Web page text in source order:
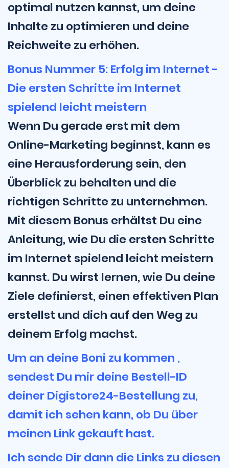
optimal nutzen kannst, um deine
Inhalte zu optimieren und deine
Reichweite zu erhöhen.
Bonus Nummer 5: Erfolg im Internet -
Die ersten Schritte im Internet
spielend leicht meistern
Wenn Du gerade erst mit dem
Online-Marketing beginnst, kann es
eine Herausforderung sein, den
Überblick zu behalten und die
richtigen Schritte zu unternehmen.
Mit diesem Bonus erhältst Du eine
Anleitung, wie Du die ersten Schritte
im Internet spielend leicht meistern
kannst. Du wirst lernen, wie Du deine
Ziele definierst, einen effektiven Plan
erstellst und dich auf den Weg zu
deinem Erfolg machst.
Um an deine Boni zu kommen ,
sendest Du mir deine Bestell-ID
deiner Digistore24-Bestellung zu,
damit ich sehen kann, ob Du über
meinen Link gekauft hast.
Ich sende Dir dann die Links zu diesen